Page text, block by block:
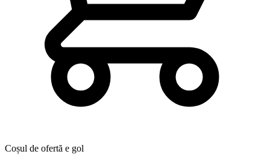
Coșul de ofertă e gol